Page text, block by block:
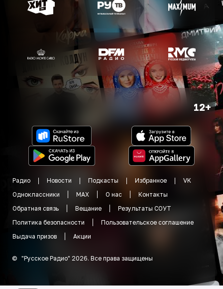
12+
Радио Новости Подкасты Избранное
VK
Одноклассники
MAX О нас
Контакты
Обратная связь
Вещание
Результаты СОУТ
Политика безопасности
Пользовательское соглашение
Выдача призов
Акции
© "Русское Радио" 2026. Все права защищены